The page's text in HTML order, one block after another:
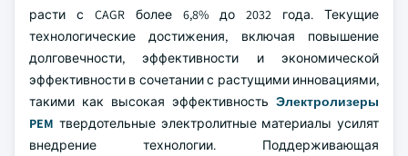
расти с CAGR более 6,8% до 2032 года. Текущие
технологические достижения, включая повышение
долговечности, эффективности и экономической
эффективности в сочетании с растущими инновациями,
такими как высокая эффективность Электролизеры
PEM твердотельные электролитные материалы усилят
внедрение технологии. Поддерживающая